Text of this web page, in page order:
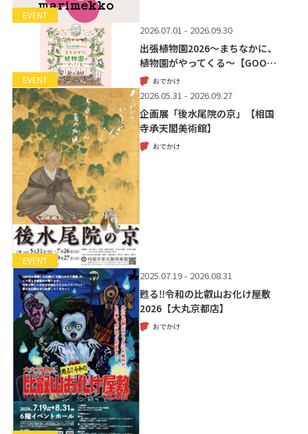
EVENT
EVENT
2026.07.01 - 2026.09.30
出張植物園2026～まちなかに、
植物園がやってくる～【GOO…
おでかけ
EVENT
2026.05.31 - 2026.09.27
企画展「後水尾院の京」【相国
寺承天閣美術館】
おでかけ
2025.07.19 - 2026.08.31
甦る‼令和の比叡山お化け屋敷
2026【大丸京都店】
おでかけ